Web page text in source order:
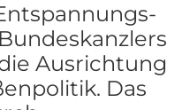
Ausrichtung
Das